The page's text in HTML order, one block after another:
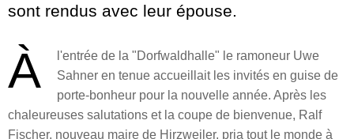
sont rendus avec leur épouse.
À
l'entrée de la "Dorfwaldhalle" le ramoneur Uwe
Sahner en tenue accueillait les invités en guise de
porte-bonheur pour la nouvelle année. Après les
chaleureuses salutations et la coupe de bienvenue, Ralf
Fischer, nouveau maire de Hirzweiler, pria tout le monde à